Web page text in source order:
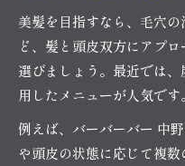
美髪を目指すなら、毛穴
ど、髪と頭皮双方にアプ
選びましょう。最近では
用したメニューが人気です。
例えば、バーバーバー 中
や頭皮の状態に応じて複数